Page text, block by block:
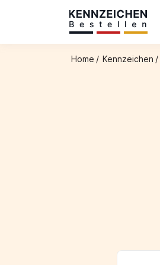
Home / Kennzeichen /